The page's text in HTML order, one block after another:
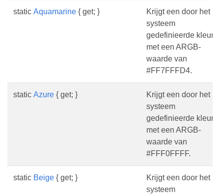
static Aquamarine { get; }
Krijgt een door het
systeem
gedefinieerde kleur
met een ARGB-
waarde van
#FF7FFFD4.
static Azure { get; }
Krijgt een door het
systeem
gedefinieerde kleur
met een ARGB-
waarde van
#FFF0FFFF.
static Beige { get; }
Krijgt een door het
systeem